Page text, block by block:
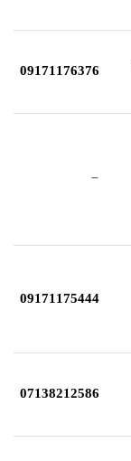
09171176376
–
09171175444
07138212586